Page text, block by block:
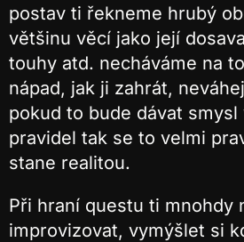
postav ti řekneme hrubý
většinu věcí jako její
touhy atd. necháváme na
nápad, jak ji zahrát,
pokud to bude dávat smysl
pravidel tak se to velmi
stane realitou.
Při hraní questu ti mnohdy
improvizovat, vymýšlet si